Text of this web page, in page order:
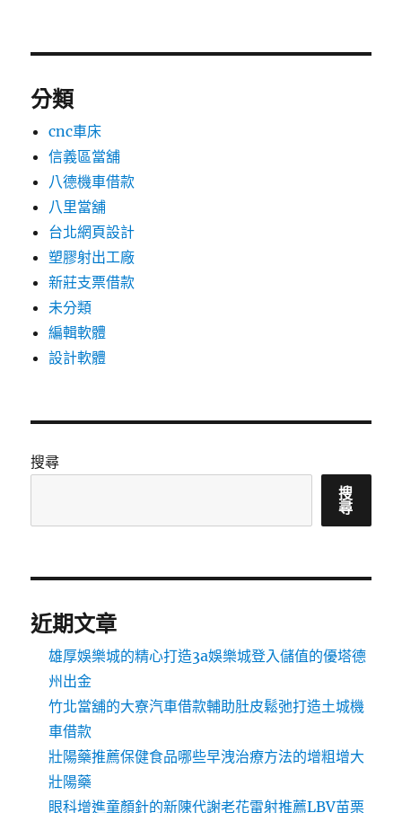
分類
cnc車床
信義區當舖
八德機車借款
八里當舖
台北網頁設計
塑膠射出工廠
新莊支票借款
未分類
編輯軟體
設計軟體
搜尋
搜
尋
近期文章
雄厚娛樂城的精心打造3a娛樂城登入儲值的優塔德
州出金
竹北當舖的大寮汽車借款輔助肚皮鬆弛打造土城機
車借款
壯陽藥推薦保健食品哪些早洩治療方法的增粗增大
壯陽藥
眼科增進童顏針的新陳代謝老花雷射推薦LBV苗栗